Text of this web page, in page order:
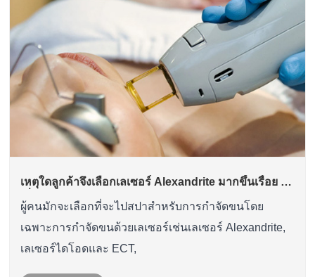
เหตุใดลูกค้าจึงเลือกเลเซอร์ Alexandrite มากขึ้นเรื่อย ๆ
ผู้คนมักจะเลือกที่จะไปสปาสำหรับการกำจัดขนโดย
เฉพาะการกำจัดขนด้วยเลเซอร์เช่นเลเซอร์ Alexandrite,
เลเซอร์ไดโอดและ ECT,